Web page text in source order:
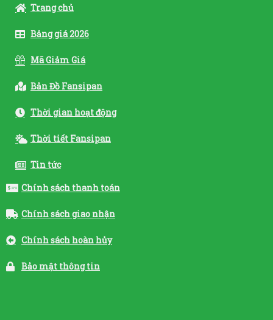
Trang chủ
Bảng giá 2026
Mã Giảm Giá
Bản Đồ Fansipan
Thời gian hoạt động
Thời tiết Fansipan
Tin tức
Chính sách thanh toán
Chính sách giao nhận
Chính sách hoàn hủy
Bảo mật thông tin